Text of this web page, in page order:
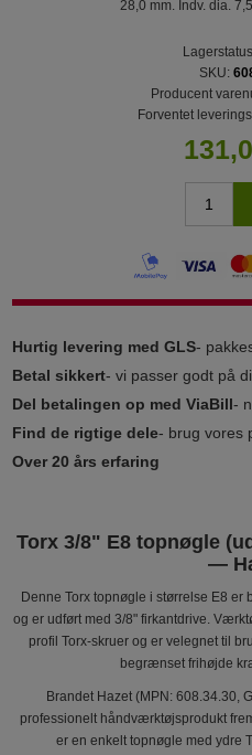
28,0 mm. Indv. dia.
SKU:
Producent
Forventet
Hurtig levering med GLS-
Betal sikkert- vi passer godt på
Del betalingen op med ViaBill-
Find de rigtige dele- brug vores
Over 20 års erfaring
Torx 3/8" E8 topnøgle
—
Denne Torx topnøgle i størrelse E8
og er udført med 3/8" firkantdrive.
profil Torx-skruer og er velegnet til
begrænset frihøjde
Brandet Hazet (MPN: 608.34.30,
professionelt håndværktøjsprodukt
er en enkelt topnøgle med ydre